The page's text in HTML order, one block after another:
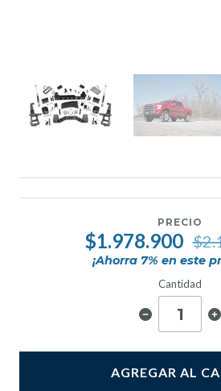
PRECIO
$1.978.900
¡Ahorra 7% en este
Cantidad
AGREGAR AL